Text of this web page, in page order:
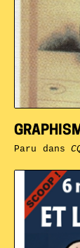
Paru dans